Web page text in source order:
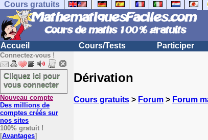
Cours gratuits
Accueil Cours/Tests Participer
Connectez-vous !
Cliquez ici pour
vous connecter
Nouveau compte
Des millions de
comptes créés sur
nos sites
100% gratuit !
[Avantages]
Dérivation
Cours gratuits > Forum > Forum